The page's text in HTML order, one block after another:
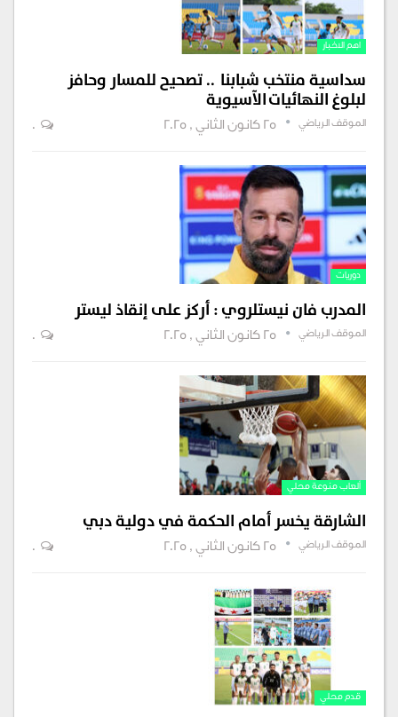
اهم الاخبار
سداسية منتخب شبابنا .. تصحيح للمسار وحافز
لبلوغ النهائيات الآسيوية
الموقف الرياضي 25 كانون الثاني , 2025 0
دوريات
المدرب فان نيستلروي : أركز على إنقاذ ليستر
الموقف الرياضي 25 كانون الثاني , 2025 0
ألعاب منوعة محلي
الشارقة يخسر أمام الحكمة في دولية دبي
الموقف الرياضي 25 كانون الثاني , 2025 0
قدم محلي